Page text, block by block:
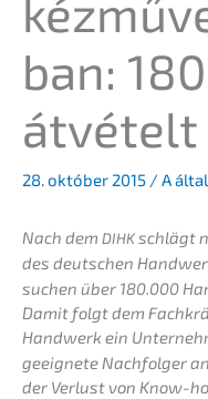
ban:
átvételt
28. október 2015 / A által
Nach dem DIHK schlägt
des deutschen
suchen über 180.000
Damit folgt dem
Handwerk ein
geeig­ne­te Nachfol­ger
der Verlust von Know-